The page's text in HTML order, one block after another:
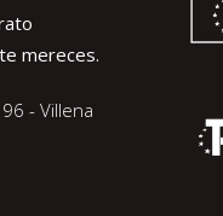
mereces.
- Villena